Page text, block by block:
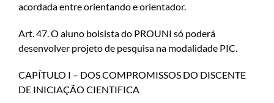
acordada entre orientando e orientador.
Art. 47. O aluno bolsista do PROUNI só poderá
desenvolver projeto de pesquisa na modalidade PIC.
CAPÍTULO I – DOS COMPROMISSOS DO DISCENTE
DE INICIAÇÃO CIENTIFICA